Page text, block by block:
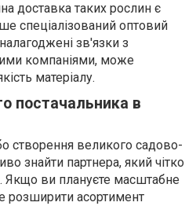
доставка таких рослин є
оптовий
зв'язки з
компаніями, може
матеріалу.
постачальника в
створення великого садово-
знайти партнера, який чітко
Якщо ви плануєте масштабне
розширити асортимент